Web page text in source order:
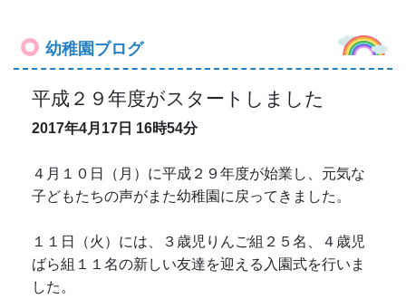
幼稚園ブログ
平成２９年度がスタートしました
2017年4月17日 16時54分
４月１０日（月）に平成２９年度が始業し、元気な
子どもたちの声がまた幼稚園に戻ってきました。
１１日（火）には、３歳児りんご組２５名、４歳児
ばら組１１名の新しい友達を迎える入園式を行いま
した。